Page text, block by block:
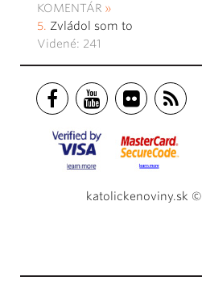
KOMENTÁR
Zvládol som to
Videné: 241
katolickenoviny.sk